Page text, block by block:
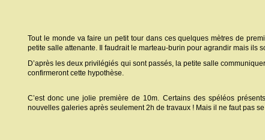
Tout le monde va faire un petit tour dans ces quelques mètres de
petite salle attenante. Il faudrait le marteau-burin pour agrandir mais ils
D’après les deux privilégiés qui sont passés, la petite salle
confirmeront cette hypothèse.
C’est donc une jolie première de 10m. Certains des spéléos
nouvelles galeries après seulement 2h de travaux ! Mais il ne faut pas se